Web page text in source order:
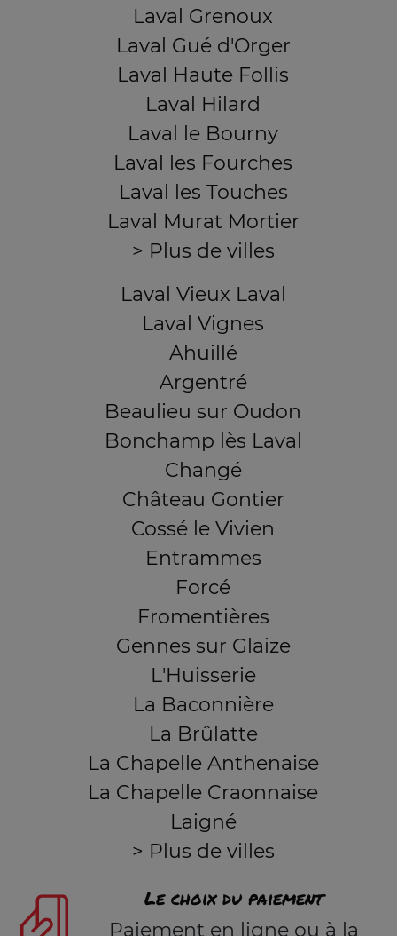
Laval Grenoux
Laval Gué d'Orger
Laval Haute Follis
Laval Hilard
Laval le Bourny
Laval les Fourches
Laval les Touches
Laval Murat Mortier
> Plus de villes
Laval Vieux Laval
Laval Vignes
Ahuillé
Argentré
Beaulieu sur Oudon
Bonchamp lès Laval
Changé
Château Gontier
Cossé le Vivien
Entrammes
Forcé
Fromentières
Gennes sur Glaize
L'Huisserie
La Baconnière
La Brûlatte
La Chapelle Anthenaise
La Chapelle Craonnaise
Laigné
> Plus de villes
Le choix du paiement
Paiement en ligne ou à la